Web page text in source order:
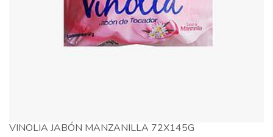
VINOLIA JABÓN MANZANILLA 72X145G